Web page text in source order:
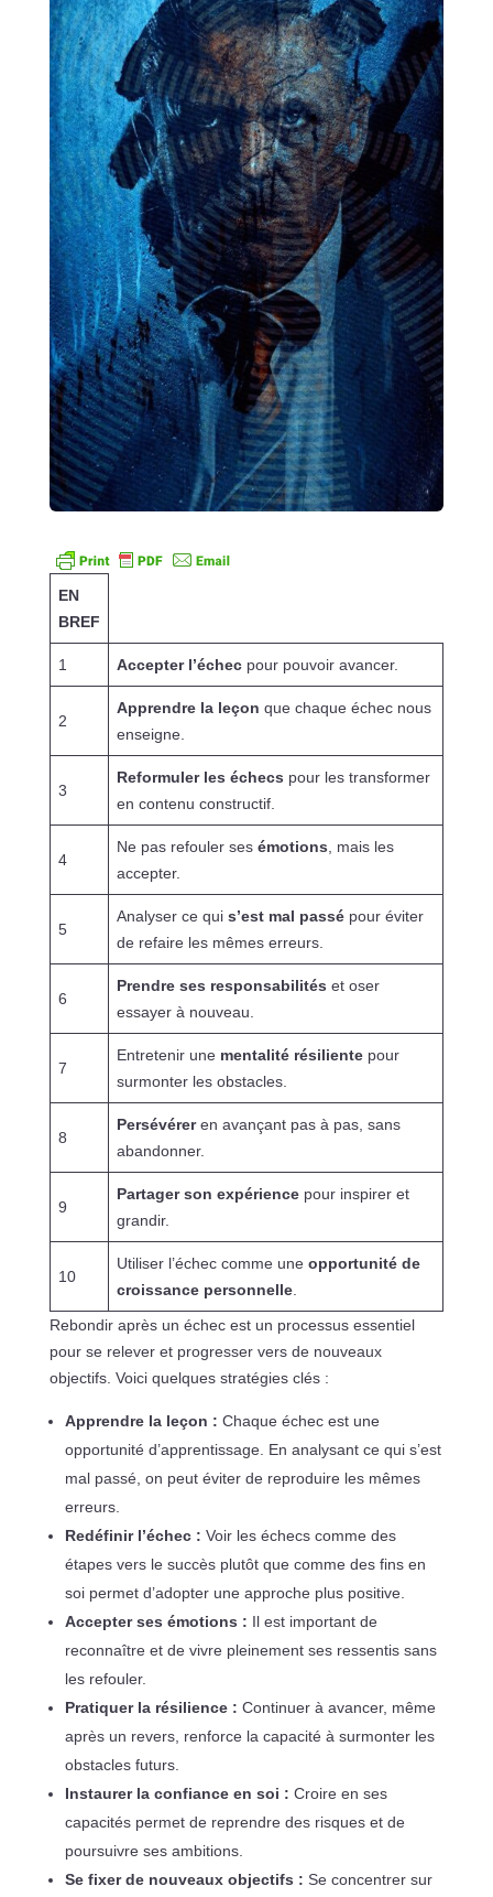
EN
BREF
1 Accepter l’échecpour pouvoir avancer.
2
Apprendre la leçon que chaque échec nous
enseigne.
3
Reformuler les échecs pour les transformer
en contenu constructif.
4
Ne pas refouler ses émotions , mais les
accepter.
5
Analyser ce qui s’est mal passépour éviter
de refaire les mêmes erreurs.
6
Prendre ses responsabilités et oser
essayer à nouveau.
7
Entretenir une mentalité résilientepour
surmonter les obstacles.
8
Persévéreren avançant pas à pas, sans
abandonner.
9
Partager son expériencepour inspirer et
grandir.
10
Utiliser l’échec comme une opportunité de
croissance personnelle.
Rebondir après un échec est un processus essentiel
pour se relever et progresser vers de nouveaux
objectifs. Voici quelques stratégies clés :
Apprendre la leçon : Chaque échec est une
opportunité d’apprentissage. En analysant ce qui s’est
mal passé, on peut éviter de reproduire les mêmes
erreurs.
Redéfinir l’échec : Voir les échecs comme des
étapes vers le succès plutôt que comme des fins en
soi permet d’adopter une approche plus positive.
Accepter ses émotions : Il est important de
reconnaître et de vivre pleinement ses ressentis sans
les refouler.
Pratiquer la résilience : Continuer à avancer, même
après un revers, renforce la capacité à surmonter les
obstacles futurs.
Instaurer la confiance en soi : Croire en ses
capacités permet de reprendre des risques et de
poursuivre ses ambitions.
Se fixer de nouveaux objectifs : Se concentrer sur